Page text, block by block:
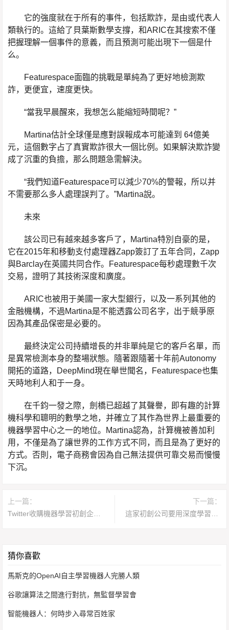
它的強度就在于所有的事件，包括欺詐，是由或代表人
類執行的。這給了貝葉斯數學支撐，和ARIC在其搜索不僅
把握理解一個事件的意義，而且預測可能出現下一個是什
么。
Featurespace面臨的挑戰是單純為了更好地檢測欺
詐，更便宜，速度更快。
“當我早晨醒來，我想怎么能縮短時間呢？”
Martina估計全球僅是應對誤報成本可能達到 64億美
元，這個數字占了真實欺詐很大一個比例。如果解決欺詐變
成了沉重的負擔，那么問題急需解決。
“我們知道Featurespace可以減少70%的警報，所以并
不需要那么多人處理誤判了。”Martina說。
未來
該公司已有越來越多客戶了，Martina特別自豪的是，
它在2015年和移動支付處理器Zapp簽訂了五年合同，Zapp
與Barclay在英國共同合作。Featurespace每秒處理數千次
交易，證明了其技術深度和廣度。
ARIC也被用于美國一家大型銀行，以及一系列其他的
金融機構，不過Martina是不能透露公司名字，出于競爭原
因為其產品保密是必要的。
最終決定公司持續增長的并非單純是它的客戶名單，而
是異常檢測本身的整場狀態。隨著跟隨著十年前Autonomy
開拓的道路，DeepMind現在舉世聞名，Featurespace也集
天時地利人和于一身。
在千鈞一發之際，劍橋已超越了其聲譽，即有趣的計算
機科學和聰明的數學之地，并確立了其作為世界上最重要的
機器學習中心之一的地位。Martina認為，計算機被善加利
用，不僅是為了讓世界的工作方式不同，而且是為了更好的
方式。否則，電子商務會因為自己無法提供可靠交易而慢慢
下沉。
上一篇：
下一篇：
猜你喜歡
馬斯克的OpenAI自主學習機器人完勝人類
谷歌讓算法之間進行對抗，無監督學習會
智能機器人：何時步入尋常百姓家